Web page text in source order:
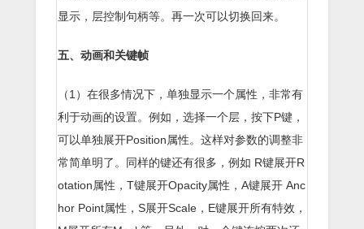
显示，层控制句柄等。再一次可以切换回来。
五、动画和关键帧
（1）在很多情况下，单独显示一个属性，非常有
利于动画的设置。例如，选择一个层，按下P键，
可以单独展开Position属性。这样对参数的调整非
常简单明了。同样的键还有很多，例如 R键展开R
otation属性，T键展开Opacity属性，A键展开 Anc
hor Point属性，S展开Scale，E键展开所有特效，